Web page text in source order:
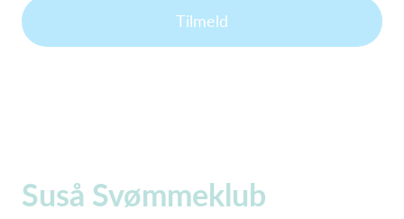
Tilmeld
Suså Svømmeklub